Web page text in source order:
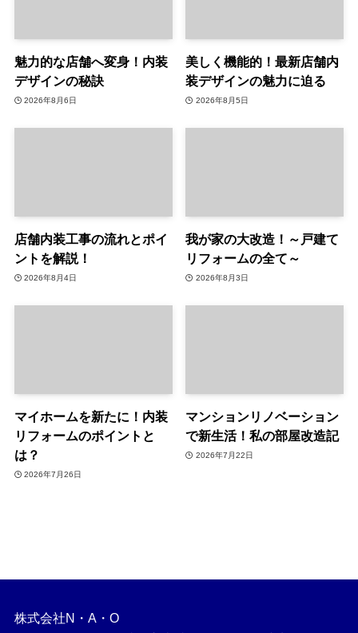
魅力的な店舗へ変身！内装
デザインの秘訣
2026年8月6日
美しく機能的！最新店舗内
装デザインの魅力に迫る
2026年8月5日
店舗内装工事の流れとポイ
ントを解説！
2026年8月4日
我が家の大改造！～戸建て
リフォームの全て～
2026年8月3日
マイホームを新たに！内装
リフォームのポイントと
は？
2026年7月26日
マンションリノベーション
で新生活！私の部屋改造記
2026年7月22日
株式会社N・A・O